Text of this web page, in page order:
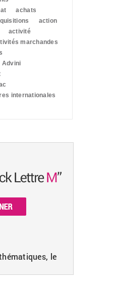
achats
action
activité
marchandes
Advini
internationales
le